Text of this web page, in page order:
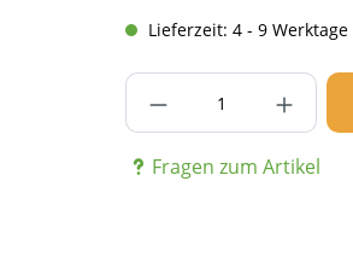
Lieferzeit: 4 - 9 Werktage
Produkt Anzahl:
Fragen zum Artikel